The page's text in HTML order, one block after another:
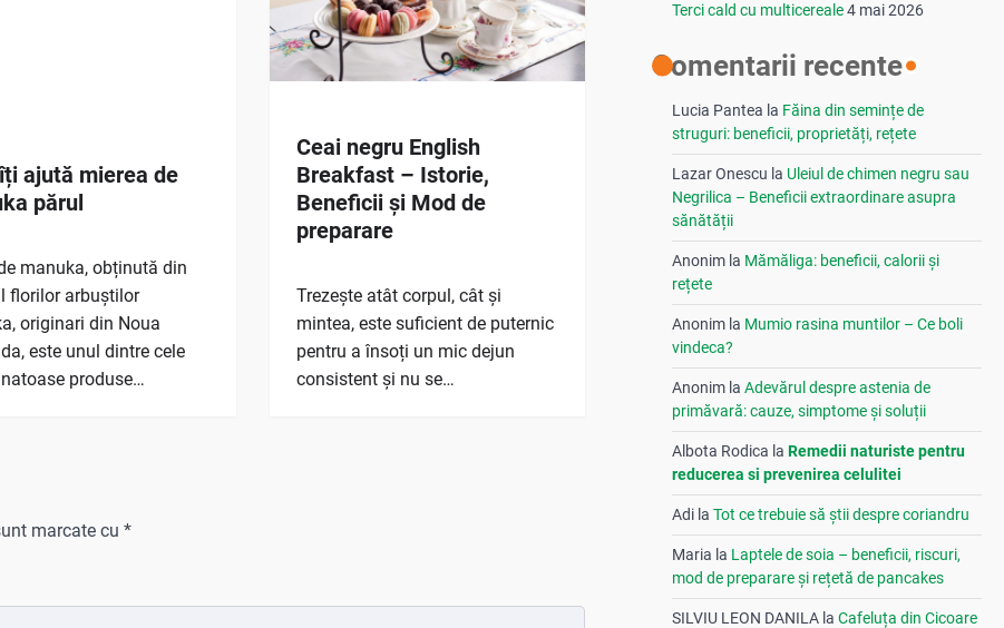
ajută mierea de
părul
manuka, obținută din
florilor arbuștilor
originari din Noua
este unul dintre cele
produse…
Ceai negru English
Breakfast – Istorie,
Beneficii și Mod de
preparare
Trezește atât corpul, cât și
mintea, este suficient de puternic
pentru a însoți un mic dejun
consistent și nu se…
marcate cu *
Terci cald cu multicereale4 mai 2026
Comentarii recente
Lucia Pantea la Făina din semințe de
struguri: beneficii, proprietăți, rețete
Lazar Onescu la Uleiul de chimen negru sau
Negrilica – Beneficii extraordinare asupra
sănătății
Anonim la Mămăliga: beneficii, calorii și
rețete
Anonim la Mumio rasina muntilor – Ce boli
vindeca?
Anonim la Adevărul despre astenia de
primăvară: cauze, simptome și soluții
Albota Rodica la Remedii naturiste pentru
reducerea si prevenirea celulitei
Adi la Tot ce trebuie să știi despre coriandru
Maria la Laptele de soia – beneficii, riscuri,
mod de preparare și rețetă de pancakes
SILVIU LEON DANILA la Cafeluța din Cicoare